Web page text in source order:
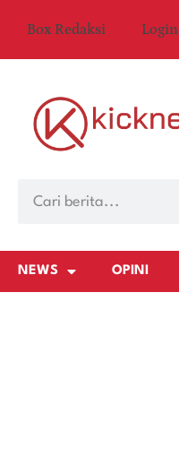
Box Redaksi Login
NEWS OPINI